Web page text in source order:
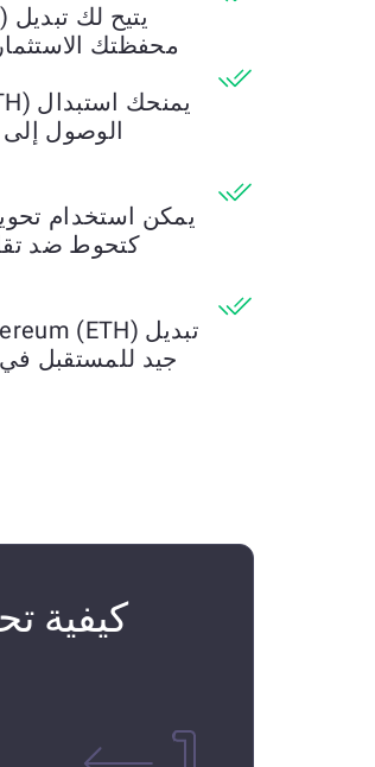
محفظتك
الوصول
كتحوط ضد
جيد للمستقبل